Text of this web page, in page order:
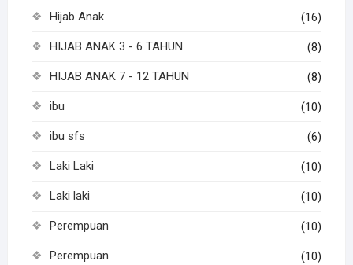
Hijab Anak (16)
HIJAB ANAK 3 - 6 TAHUN (8)
HIJAB ANAK 7 - 12 TAHUN (8)
ibu (10)
ibu sfs (6)
Laki Laki (10)
Laki laki (10)
Perempuan (10)
Perempuan (10)